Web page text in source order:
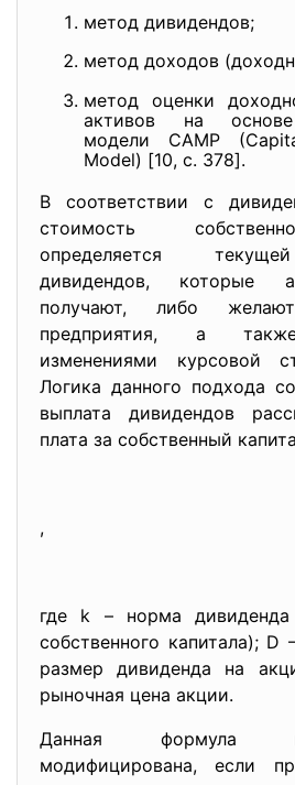
метод дивидендов;
метод доходов
метод оценки
активов на основе
модели CAMP
Model) [10, с. 378].
В соответствии с
стоимость
определяется
дивидендов, которые
получают, либо
предприятия, а
изменениями курсовой
Логика данного подхода
выплата дивидендов
плата за собственный
,
где k – норма
собственного капитала); D
размер дивиденда на
рыночная цена акции.
Данная формула
модифицирована, если